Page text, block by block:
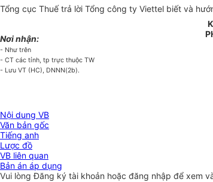
Tổng cục Thuế trả lời Tổng công ty Viettel biết và
Nơi nhận:
- Như trên
- CT các tỉnh, tp trực thuộc TW
- Lưu VT (HC), DNNN(2b).
Nội dung VB
Văn bản gốc
Tiếng anh
Lược đồ
VB liên quan
Bản án áp dụng
Vui lòngĐăng ký tài khoản hoặc đăng nhập để xem